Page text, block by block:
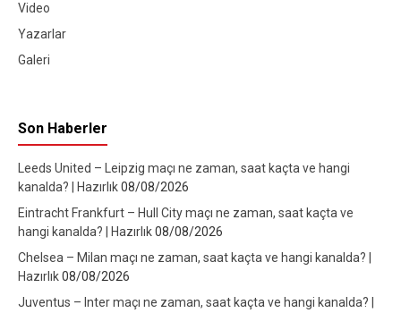
Video
Yazarlar
Galeri
Son Haberler
Leeds United – Leipzig maçı ne zaman, saat kaçta ve hangi
kanalda? | Hazırlık08/08/2026
Eintracht Frankfurt – Hull City maçı ne zaman, saat kaçta ve
hangi kanalda? | Hazırlık08/08/2026
Chelsea – Milan maçı ne zaman, saat kaçta ve hangi kanalda? |
Hazırlık08/08/2026
Juventus – Inter maçı ne zaman, saat kaçta ve hangi kanalda? |